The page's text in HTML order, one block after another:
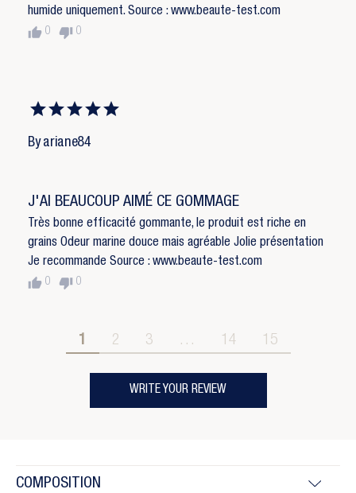
humide uniquement. Source : www.beaute-test.com
thumb_up 0 thumb_down 0
By ariane84
J'AI BEAUCOUP AIMÉ CE GOMMAGE
Très bonne efficacité gommante, le produit est riche en
grains Odeur marine douce mais agréable Jolie présentation
Je recommande Source : www.beaute-test.com
thumb_up 0 thumb_down 0
1 2 3 … 14 15
WRITE YOUR REVIEW
COMPOSITION